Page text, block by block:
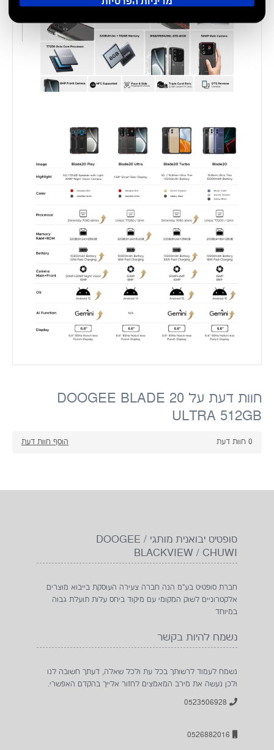
חוות דעת על DOOGEE BLADE 20
ULTRA 512GB
0 חוות דעת הוסף חוות דעת
סופטיט יבואנית מותגי DOOGEE /
BLACKVIEW / CHUWI
חברת סופטיט בע"מ הנה חברה צעירה העוסקת בייבוא מוצרים
אלקטרוניים לשוק המקומי עם מיקוד ביחס עלות תועלת גבוה
במיוחד
נשמח להיות בקשר
נשמח לעמוד לרשותך בכל עת ולכל שאלה, דעתך חשובה לנו
ולכן נעשה את מירב המאמצים לחזור אלייך בהקדם האפשרי.